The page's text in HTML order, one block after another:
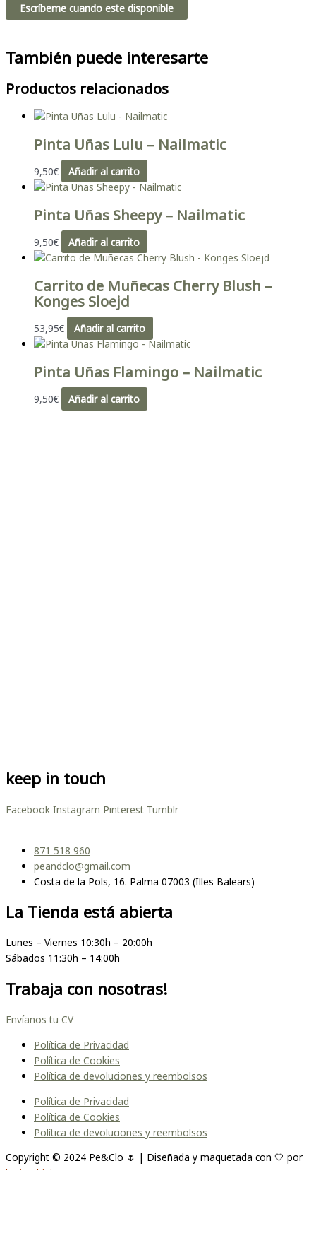
Escríbeme cuando este disponible
También puede interesarte
Productos relacionados
Pinta Uñas Lulu – Nailmatic
9,50€ Añadir al carrito
Pinta Uñas Sheepy – Nailmatic
9,50€ Añadir al carrito
Carrito de Muñecas Cherry Blush –
Konges Sloejd
53,95€ Añadir al carrito
Pinta Uñas Flamingo – Nailmatic
9,50€ Añadir al carrito
keep in touch
Facebook Instagram Pinterest Tumblr
871 518 960
peandclo@gmail.com
Costa de la Pols, 16. Palma 07003 (Illes Balears)
La Tienda está abierta
Lunes – Viernes 10:30h – 20:00h
Sábados 11:30h – 14:00h
Trabaja con nosotras!
Envíanos tu CV
Política de Privacidad
Política de Cookies
Política de devoluciones y reembolsos
Política de Privacidad
Política de Cookies
Política de devoluciones y reembolsos
Copyright © 2024 Pe&Clo 🌷 | Diseñada y maquetada con 🤍 por
lopipedrini